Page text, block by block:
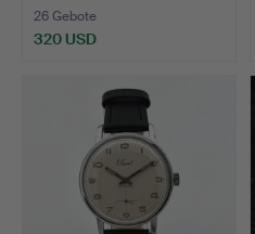
26 Gebote
320 USD